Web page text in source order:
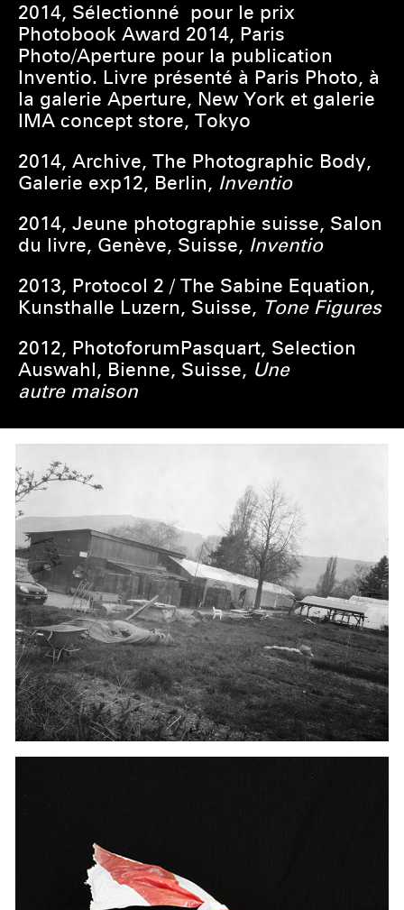
2014, Sélectionné pour le prix
Photobook Award 2014, Paris
Photo/Aperture pour la publication
Inventio. Livre présenté à Paris Photo, à
la galerie Aperture, New York et galerie
IMA concept store, Tokyo
2014, Archive, The Photographic Body,
Galerie exp12, Berlin, Inventio
2014, Jeune photographie suisse, Salon
du livre, Genève, Suisse, Inventio
2013, Protocol 2 / The Sabine Equation,
Kunsthalle Luzern, Suisse, Tone Figures
2012, PhotoforumPasquart, Selection
Auswahl, Bienne, Suisse, Une
autre maison